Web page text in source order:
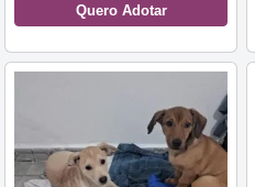
Quero Adotar